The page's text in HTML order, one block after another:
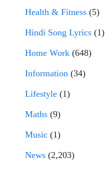
Health & Fitness (5)
Hindi Song Lyrics (1)
Home Work (648)
Information (34)
Lifestyle (1)
Maths (9)
Music (1)
News (2,203)